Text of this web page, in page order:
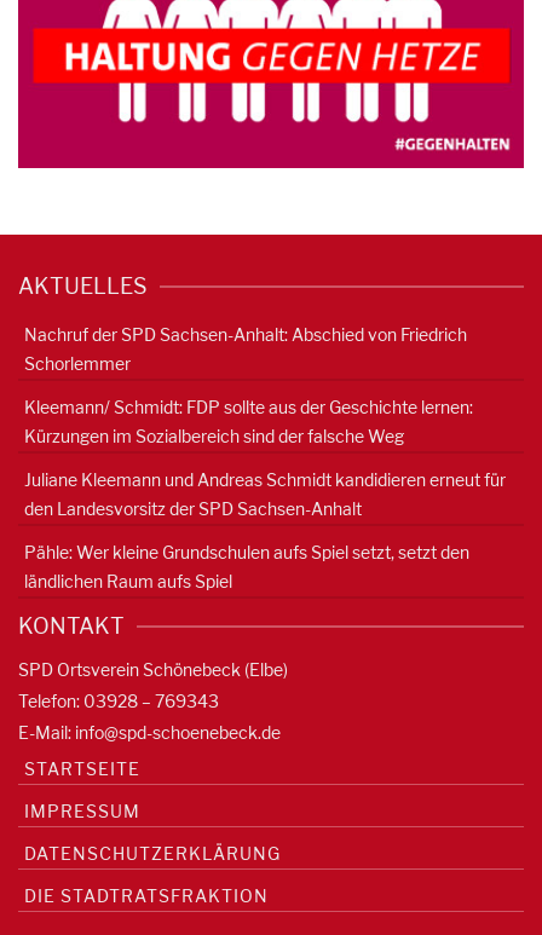
AKTUELLES
Nachruf der SPD Sachsen-Anhalt: Abschied von Friedrich
Schorlemmer
Kleemann/ Schmidt: FDP sollte aus der Geschichte lernen:
Kürzungen im Sozialbereich sind der falsche Weg
Juliane Kleemann und Andreas Schmidt kandidieren erneut für
den Landesvorsitz der SPD Sachsen-Anhalt
Pähle: Wer kleine Grundschulen aufs Spiel setzt, setzt den
ländlichen Raum aufs Spiel
KONTAKT
SPD Ortsverein Schönebeck (Elbe)
Telefon: 03928 – 769343
E-Mail: info@spd-schoenebeck.de
STARTSEITE
IMPRESSUM
DATENSCHUTZERKLÄRUNG
DIE STADTRATSFRAKTION